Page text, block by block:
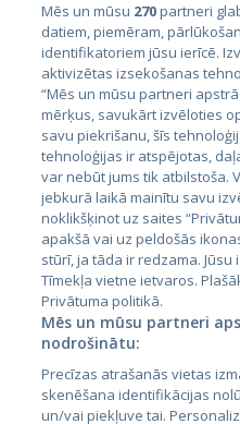
Страны
Эстония
Латвия
Литва
City24.lv
City24.ee
GetaPro.lv
Mēs un mūsu 270partneri
datiem, piemēram,
identifikatoriem jūsu ierīcē.
aktivizētas izsekošanas
“Mēs un mūsu partneri
mērķus, savukārt izvēloties
savu piekrišanu, šīs
tehnoloģijas ir atspējotas,
var nebūt jums tik atbilstoša.
jebkurā laikā mainītu savu
noklikšķinot uz saites
apakšā vai uz peldošās
stūrī, ja tāda ir redzama.
Tīmekļa vietne ietvaros.
Privātuma politikā.
Mēs un mūsu partneri
nodrošinātu:
Precīzas atrašanās vietas
skenēšana identifikācijas
un/vai piekļuve tai.